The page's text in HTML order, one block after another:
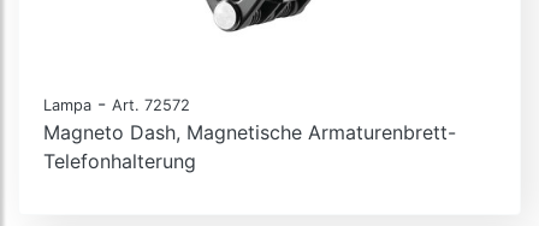
Lampa - Art. 72572
Magneto Dash, Magnetische Armaturenbrett-
Telefonhalterung